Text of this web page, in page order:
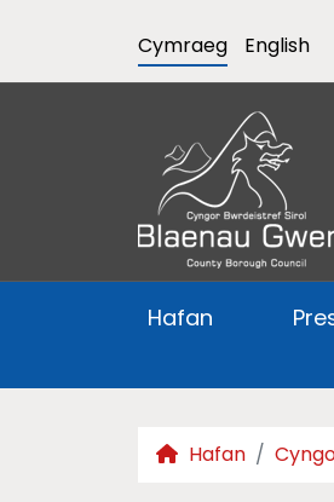
Cymraeg English
Hafan
Hafan